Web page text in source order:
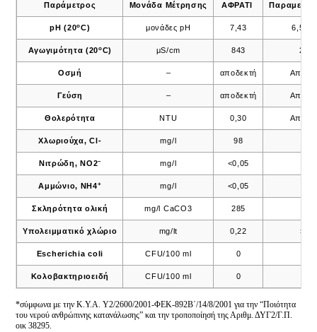
Παράμετρος Μονάδα Μέτρησης ΑΦΡΑΤΙ
pH (20oC) μονάδες pH 7,43 6,5 –
Αγωγιμότητα (20οC) μS/cm 843
Οσμή – αποδεκτή
Γεύση – αποδεκτή
Θολερότητα NTU 0,30
Χλωριούχα, Cl- mg/l 98
Νιτρώδη, ΝΟ2– mg/l <0,05
Αμμώνιο, ΝΗ4+ mg/l <0,05
Σκληρότητα ολική mg/l CaCO3 285
Υπολειμματικό χλώριο mg/lt 0,22 >0,2
Escherichia coli CFU/100 ml 0
Κολοβακτηριοειδή CFU/100 ml 0
*σύμφωνα με την K.Y.A. Y2/2600/2001-ΦΕΚ-892Β΄/14/8/2001 για την “Ποιότητα
του νερού ανθρώπινης κατανάλωσης” και την τροποποίησή της Αριθμ. ΔΥΓ2/Γ.Π.
οικ 38295.